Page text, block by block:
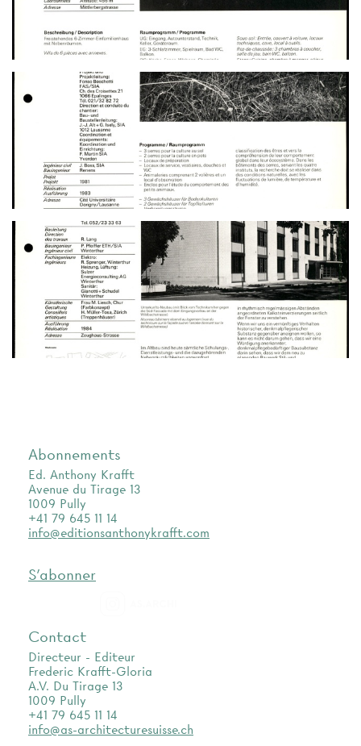
Abonnements
Ed. Anthony Krafft
Avenue du Tirage 13
1009 Pully
+41 79 645 11 14
info@editionsanthonykrafft.com
S'abonner
Contact
Directeur - Editeur
Frederic Krafft-Gloria
A.V. Du Tirage 13
1009 Pully
+41 79 645 11 14
info@as-architecturesuisse.ch